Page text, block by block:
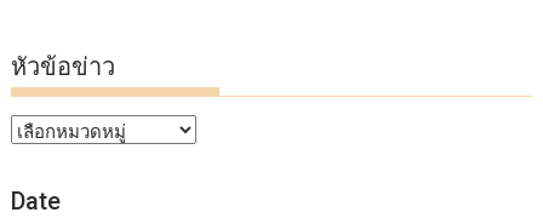
หัวข้อข่าว
หัวข้อ
Date